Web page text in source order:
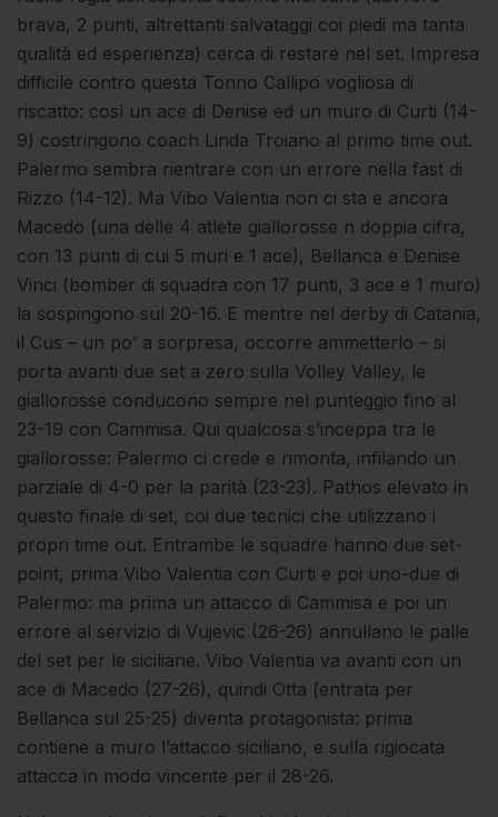
brava, 2 punti, altrettanti salvataggi coi piedi ma tanta
qualità ed esperienza) cerca di restare nel set. Impresa
difficile contro questa Tonno Callipo vogliosa di
riscatto: così un ace di Denise ed un muro di Curti (14-
9) costringono coach Linda Troiano al primo time out.
Palermo sembra rientrare con un errore nella fast di
Rizzo (14-12). Ma Vibo Valentia non ci sta e ancora
Macedo (una delle 4 atlete giallorosse n doppia cifra,
con 13 punti di cui 5 muri e 1 ace), Bellanca e Denise
Vinci (bomber di squadra con 17 punti, 3 ace e 1 muro)
la sospingono sul 20-16. E mentre nel derby di Catania,
il Cus – un po’ a sorpresa, occorre ammetterlo – si
porta avanti due set a zero sulla Volley Valley, le
giallorosse conducono sempre nel punteggio fino al
23-19 con Cammisa. Qui qualcosa s’inceppa tra le
giallorosse: Palermo ci crede e rimonta, infilando un
parziale di 4-0 per la parità (23-23). Pathos elevato in
questo finale di set, coi due tecnici che utilizzano i
propri time out. Entrambe le squadre hanno due set-
point, prima Vibo Valentia con Curti e poi uno-due di
Palermo: ma prima un attacco di Cammisa e poi un
errore al servizio di Vujevic (26-26) annullano le palle
del set per le siciliane. Vibo Valentia va avanti con un
ace di Macedo (27-26), quindi Otta (entrata per
Bellanca sul 25-25) diventa protagonista: prima
contiene a muro l’attacco siciliano, e sulla rigiocata
attacca in modo vincente per il 28-26.